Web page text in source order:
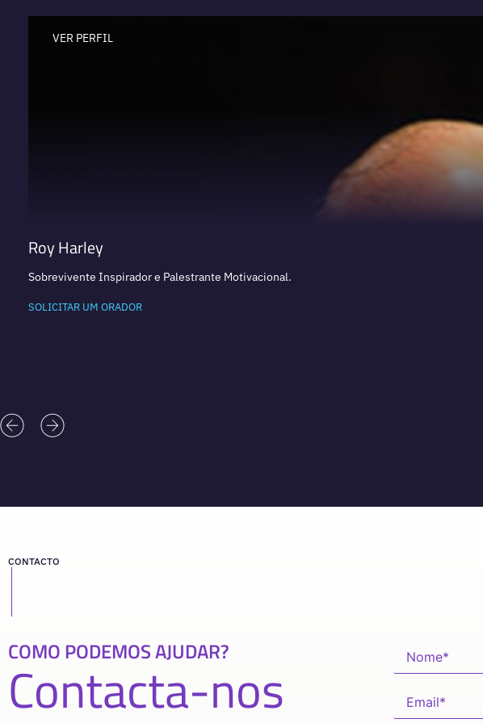
VER PERFIL
Roy Harley
Sobrevivente Inspirador e Palestrante Motivacional.
SOLICITAR UM ORADOR
CONTACTO
COMO PODEMOS AJUDAR?
Contacta-nos